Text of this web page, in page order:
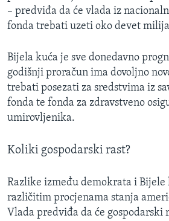
MAGAZIN
Learning English
PRATITE NAS
– predviđa da će vlada iz
fonda trebati uzeti oko devet
Bijela kuća je sve donedavno
godišnji proračun ima dovoljno
trebati posezati za sredstvima iz
fonda te fonda za zdravstveno
umirovljenika.
Koliki gospodarski rast?
Razlike između demokrata i Bijele
različitim procjenama stanja
Vlada predviđa da će gospodarski